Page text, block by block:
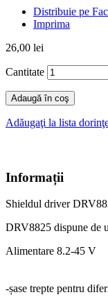
Distribuie pe
Imprima
26,00 lei
Cantitate
Adaugă în coş
Adăugaţi la lista
Informații
Shieldul driver
DRV8825 dispune de
Alimentare 8.2-45 V
-șase trepte pentru